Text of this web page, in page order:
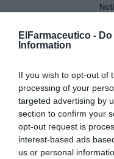
ElFarmaceutico -
Information
If you wish to opt-out of
processing of your
targeted advertising by
section to confirm your
opt-out request is
interest-based ads
us or personal
El
El